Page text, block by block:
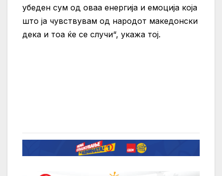
убеден сум од оваа енергија и емоција која
што ја чувствувам од народот македонски
дека и тоа ќе се случи“, укажа тој.